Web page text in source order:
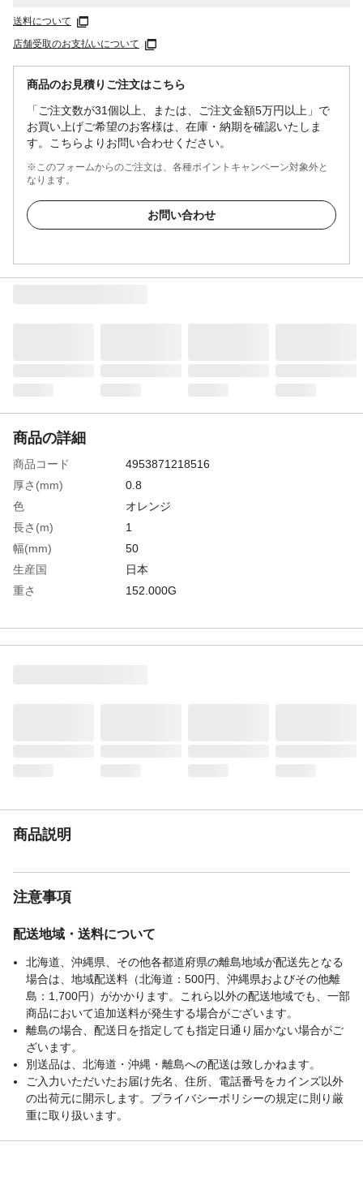
送料について
店舗受取のお支払いについて
商品のお見積りご注文はこちら
「ご注文数が31個以上、または、ご注文金額5万円以上」で
お買い上げご希望のお客様は、在庫・納期を確認いたしま
す。こちらよりお問い合わせください。
※このフォームからのご注文は、各種ポイントキャンペーン対象外と
なります。
お問い合わせ
商品の詳細
商品コード
4953871218516
厚さ(mm)
0.8
色
オレンジ
長さ(m)
1
幅(mm)
50
生産国
日本
重さ
152.000G
ールシート
商品説明
注意事項
配送地域・送料について
北海道、沖縄県、その他各都道府県の離島地域が配送先となる
場合は、地域配送料（北海道：500円、沖縄県およびその他離
島：1,700円）がかかります。これら以外の配送地域でも、一部
商品において追加送料が発生する場合がございます。
離島の場合、配送日を指定しても指定日通り届かない場合がご
ざいます。
別送品は、北海道・沖縄・離島への配送は致しかねます。
ご入力いただいたお届け先名、住所、電話番号をカインズ以外
の出荷元に開示します。プライバシーポリシーの規定に則り厳
重に取り扱います。